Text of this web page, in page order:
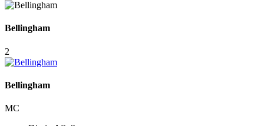
Bellingham
2
Bellingham
MC